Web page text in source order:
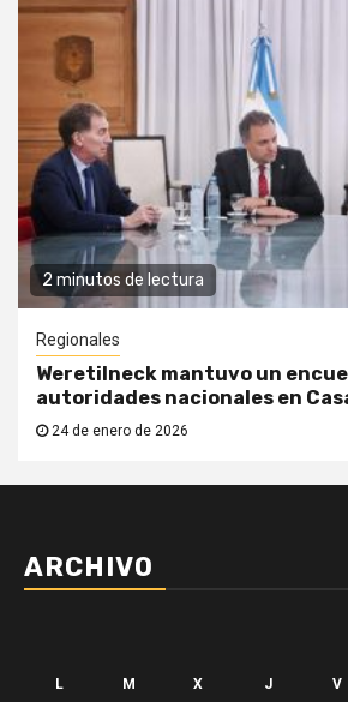
2 minutos de lectura
Regionales
Weretilneck mantuvo un
autoridades nacionales en
24 de enero de 2026
ARCHIVO
L M X J V